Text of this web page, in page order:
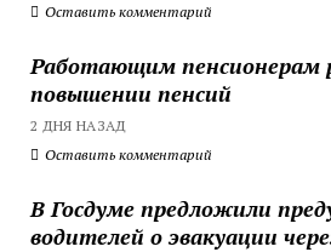
Оставить комментарий
Работающим пенсионерам
повышении пенсий
2 ДНЯ НАЗАД
Оставить комментарий
В Госдуме предложили
водителей о эвакуации